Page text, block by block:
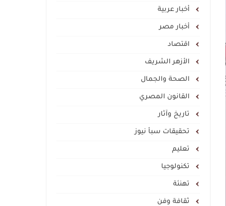
أخبار عربية
أخبار مصر
اقتصاد
الأزهر الشريف
الصحة والجمال
القانون المصري
تاريخ وآثار
تحقيقات سبأ نيوز
تعليم
تكنولوجيا
تهنئة
ثقافة وفن